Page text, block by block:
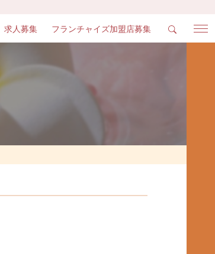
求人募集 フランチャイズ加盟店募集